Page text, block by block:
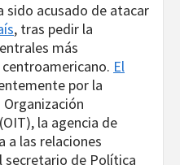
sido acusado de atacar
, tras pedir la
más
El
por la
la agencia de
a las relaciones
secretario de Política